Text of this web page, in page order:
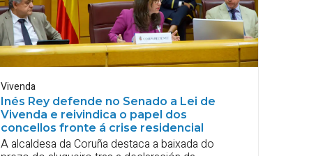
Vivenda
Inés Rey defende no Senado a Lei de
Vivenda e reivindica o papel dos
concellos fronte á crise residencial
A alcaldesa da Coruña destaca a baixada do